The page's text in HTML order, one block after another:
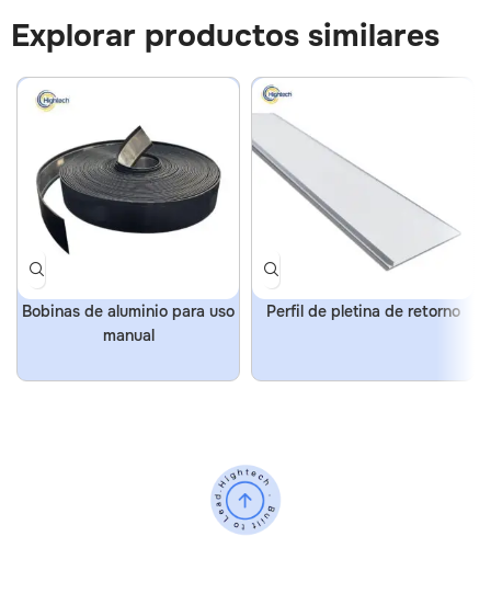
Explorar productos similares
Bobinas de aluminio para uso
manual
Perfil de pletina de retorno